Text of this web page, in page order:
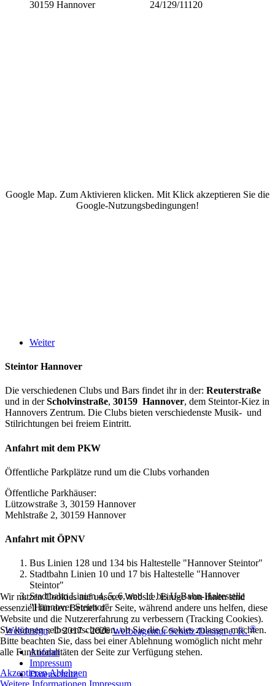
30159 Hannover
24/129/11120
Google Map. Zum Aktivieren klicken. Mit Klick akzeptieren Sie die
Google-Nutzungsbedingungen!
Weiter
Steintor Hannover
Die verschiedenen Clubs und Bars findet ihr in der: Reuterstraße
und in derScholvinstraße, 30159 Hannover, dem Steintor-Kiez in
Hannovers Zentrum. Die Clubs bieten verschiedenste Musik- und
Stilrichtungen bei freiem Eintritt.
Anfahrt mit dem PKW
Öffentliche Parkplätze rund um die Clubs vorhanden
Öffentliche Parkhäuser:
Lützowstraße 3, 30159 Hannover
Mehlstraße 2, 30159 Hannover
Anfahrt mit ÖPNV
Bus Linien 128 und 134 bis Haltestelle "Hannover Steintor"
Stadtbahn Linien 10 und 17 bis Haltestelle "Hannover
Steintor"
Stadtbahn Linien 4, 5, 6, und 11 bis U-Bahn-Haltestelle
"Hannover Steintor"
Webdesign: © 2017 - 2026Werbeagentur Schulz-Design e. K.®
Anfahrt
Impressum
Datenschutz
Wir nutzen Cookies auf unserer Website. Einige von ihnen sind
essenziell für den Betrieb der Seite, während andere uns helfen, diese
Website und die Nutzererfahrung zu verbessern (Tracking Cookies).
Sie können selbst entscheiden, ob Sie die Cookies zulassen möchten.
Bitte beachten Sie, dass bei einer Ablehnung womöglich nicht mehr
alle Funktionalitäten der Seite zur Verfügung stehen.
AkzeptierenAblehnen
Weitere Informationen Impressum